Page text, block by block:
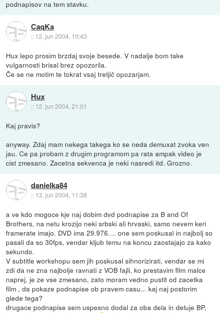
podnapisov na tem stavku.
CaqKa
:: 12. jun 2004, 10:43
Hux lepo prosim brzdaj svoje besede. V nadalje bom take
vulgarnosti brisal brez opozorila.
Če se ne motim te tokrat vsaj tretjič opozarjam.
Hux
:: 12. jun 2004, 21:01
Kaj pravis?
anyway. Zdaj mam nekega takega ko se neda demuxat zvoka ven
jau. Ce pa probam z drugim programom pa rata ampak video je
cist zmesano. Zacetna sekvenca je neki nasredi itd. Grozno.
danielka84
:: 13. jun 2004, 11:38
a ve kdo mogoce kje naj dobim dvd podnapise za B and Of
Brothers, na netu krozijo neki srbski ali hrvaski, samo nevem keri
framerate imajo. DVD ima 29.976.... one sem poskusal in najbolj so
pasali da so 30fps, vendar kljub temu na koncu zaostajajo za kako
sekundo.
V subtitle workshopu sem jih poskusal sihnorizirati, vendar se mi
zdi da ne zna najbolje ravnati z VOB fajli, ko prestavim film malce
naprej, je ze vse zmesano, zato moram vedno pustit od zacetka
film , da pokaze podnapise ob pravem casu... kaj naj postorim
glede tega?
drugace podnapise sem uspesno dodal za oba dela in deluje BP,